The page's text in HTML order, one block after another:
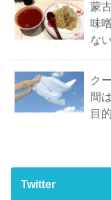
蒙
味
な
ク
間
目
Twitter